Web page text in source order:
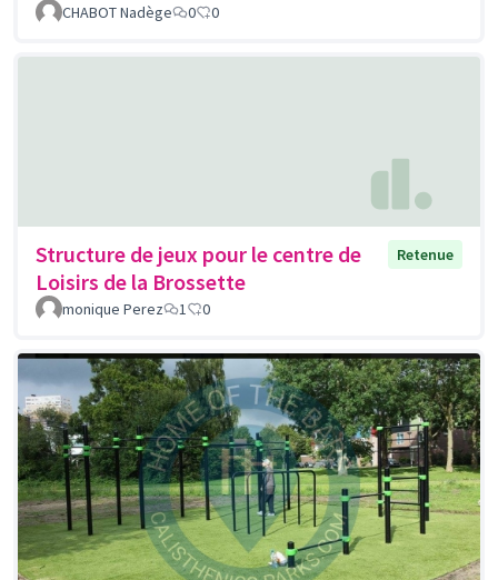
CHABOT Nadège 0 0
Structure de jeux pour le centre de
Loisirs de la Brossette
Retenue
monique Perez 1 0